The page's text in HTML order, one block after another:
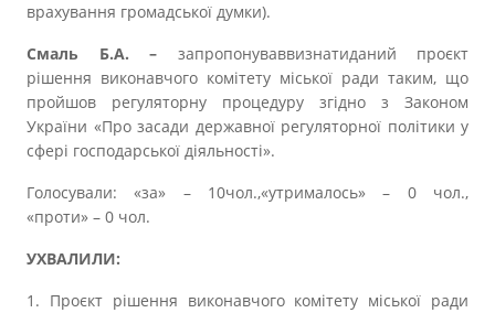
врахування громадської думки).
Смаль Б.А. – запропонуваввизнатиданий проєкт
рішення виконавчого комітету міської ради таким, що
пройшов регуляторну процедуру згідно з Законом
України «Про засади державної регуляторної політики у
сфері господарської діяльності».
Голосували: «за» – 10чол.,«утрималось» – 0 чол.,
«проти» – 0 чол.
УХВАЛИЛИ:
1. Проєкт рішення виконавчого комітету міської ради